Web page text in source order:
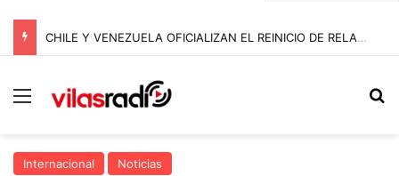
CHILE Y VENEZUELA OFICIALIZAN EL REINICIO DE RELACIONES CONSULARES Y AVANZAN HACIA LA NORMALIZACIÓN DE VÍNCULOS BILATERALES
Menú
Internacional Noticias